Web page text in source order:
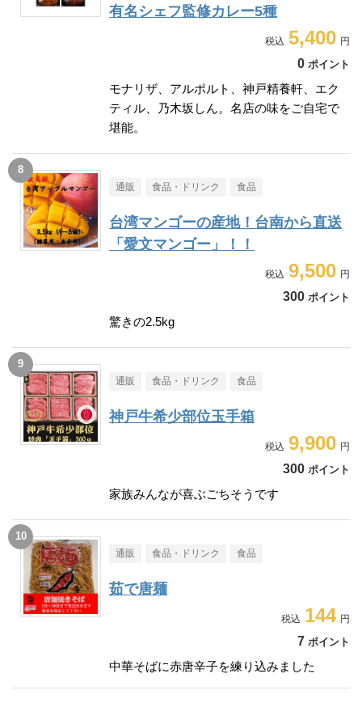
有名シェフ監修カレー5種
5,400
0 ポイント
モナリザ、アルポルト、神戸精養軒、エク
ティル、乃木坂しん。名店の味をご自宅で
堪能。
通販 食品・ドリンク 食品
台湾マンゴーの産地！台南から直送
「愛文マンゴー」！！
9,500
300 ポイント
驚きの2.5kg
通販 食品・ドリンク 食品
神戸牛希少部位玉手箱
9,900
300 ポイント
家族みんなが喜ぶごちそうです
通販 食品・ドリンク 食品
茹で唐麺
144
7 ポイント
中華そばに赤唐辛子を練り込みました